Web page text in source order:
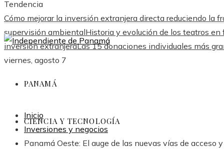
Tendencia
Cómo mejorar la inversión extranjera directa reduciendo la
supervisión ambientalHistoria y evolución de los teatros
inversión extranjeraLas 15 donaciones individuales más
viernes, agosto 7
PANAMÁ
CIENCIA Y TECNOLOGÍA
Inicio
Inversiones y negocios
Panamá Oeste: El auge de las nuevas vías de acceso